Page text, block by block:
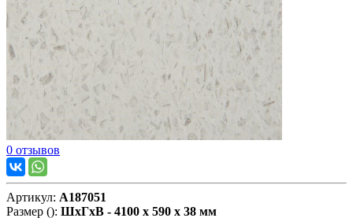
0 отзывов
Артикул: А187051
Размер (): ШxГxВ - 4100 x 590 x 38 мм